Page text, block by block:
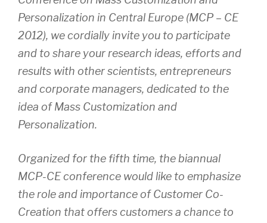
Personalization in Central Europe (MCP – CE
2012), we cordially invite you to participate
and to share your research ideas, efforts and
results with other scientists, entrepreneurs
and corporate managers, dedicated to the
idea of Mass Customization and
Personalization.
Organized for the fifth time, the biannual
MCP-CE conference would like to emphasize
the role and importance of Customer Co-
Creation that offers customers a chance to